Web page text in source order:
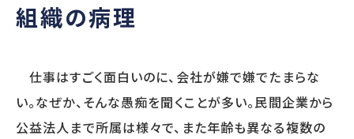
SERVICE
調査・診断
人事制度
組織の病理
仕事はすごく面白いのに、会社が嫌で嫌でたまらな
い。なぜか、そんな愚痴を聞くことが多い。民間企業から
公益法人まで所属は様々で、また年齢も異なる複数の